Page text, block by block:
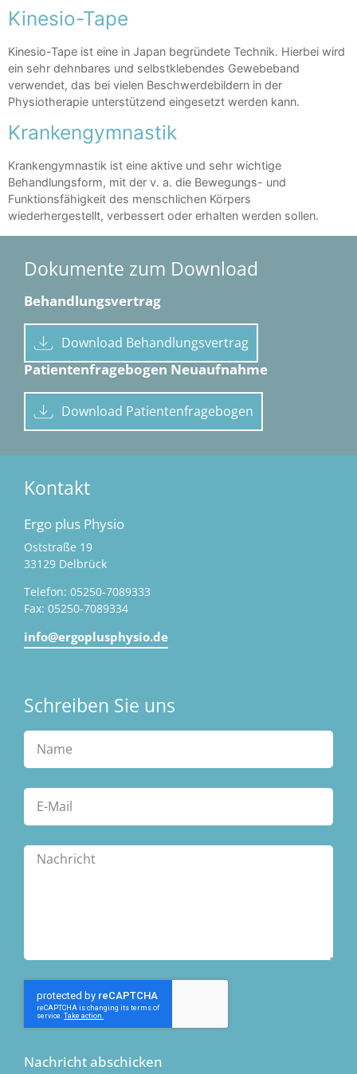
Kinesio-Tape
Kinesio-Tape ist eine in Japan begründete Technik. Hierbei wird
ein sehr dehnbares und selbstklebendes Gewebeband
verwendet, das bei vielen Beschwerdebildern in der
Physiotherapie unterstützend eingesetzt werden kann.
Krankengymnastik
Krankengymnastik ist eine aktive und sehr wichtige
Behandlungsform, mit der v. a. die Bewegungs- und
Funktionsfähigkeit des menschlichen Körpers
wiederhergestellt, verbessert oder erhalten werden sollen.
Dokumente zum Download
Behandlungsvertrag
Download Behandlungsvertrag
Patientenfragebogen Neuaufnahme
Download Patientenfragebogen
Kontakt
Ergo plus Physio
Oststraße 19
33129 Delbrück
Telefon: 05250-7089333
Fax: 05250-7089334
info@ergoplusphysio.de
Schreiben Sie uns
Nachricht abschicken